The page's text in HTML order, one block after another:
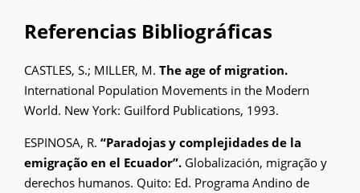
Referencias Bibliográficas
CASTLES, S.; MILLER, M. The age of migration.
International Population Movements in the Modern
World. New York: Guilford Publications, 1993.
ESPINOSA, R. “Paradojas y complejidades de la
emigração en el Ecuador”. Globalización, migração y
derechos humanos. Quito: Ed. Programa Andino de